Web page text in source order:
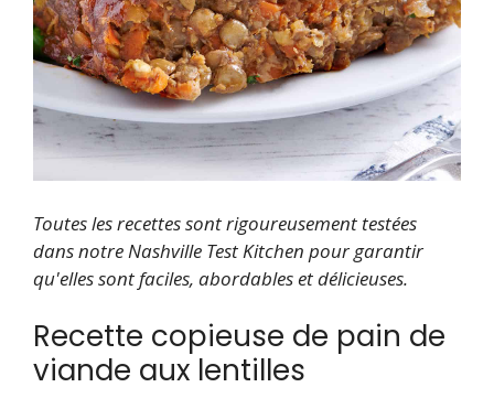
Toutes les recettes sont rigoureusement testées
dans notre Nashville Test Kitchen pour garantir
qu'elles sont faciles, abordables et délicieuses.
Recette copieuse de pain de
viande aux lentilles